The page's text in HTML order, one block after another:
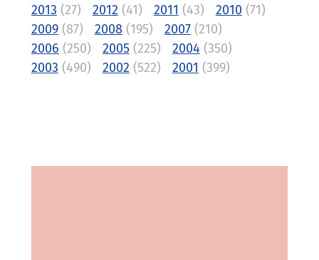
2013 (27) 2012 (41) 2011 (43) 2010 (71)
2009(87) 2008 (195) 2007(210)
2006 (250) 2005(225) 2004 (350)
2003 (490) 2002 (522) 2001 (399)